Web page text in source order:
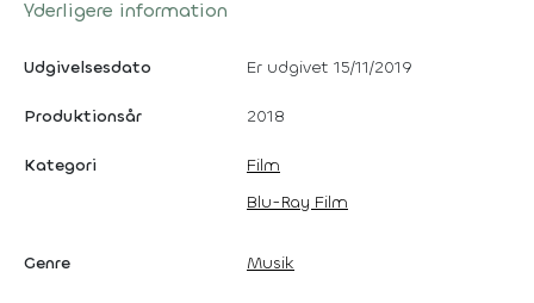
Yderligere information
Udgivelsesdato Er udgivet 15/11/2019
Produktionsår 2018
Kategori
Film
Blu-Ray Film
Genre Musik